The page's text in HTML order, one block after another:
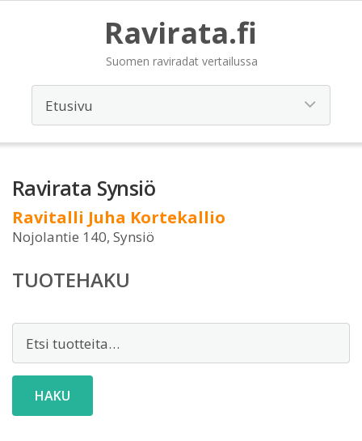
Ravirata.fi
Suomen raviradat vertailussa
Ravirata Synsiö
Ravitalli Juha Kortekallio
Nojolantie 140, Synsiö
TUOTEHAKU
HAKU